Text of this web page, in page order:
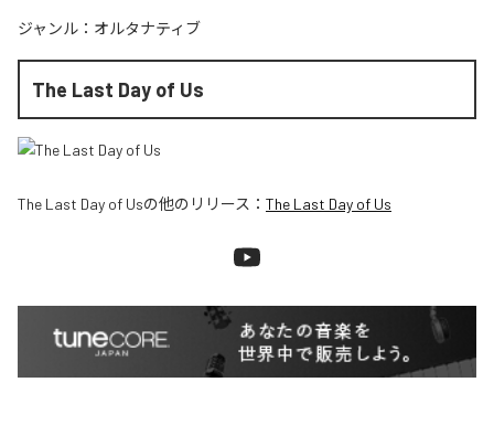
ジャンル： オルタナティブ
The Last Day of Us
The Last Day of Usの他のリリース： The Last Day of Us